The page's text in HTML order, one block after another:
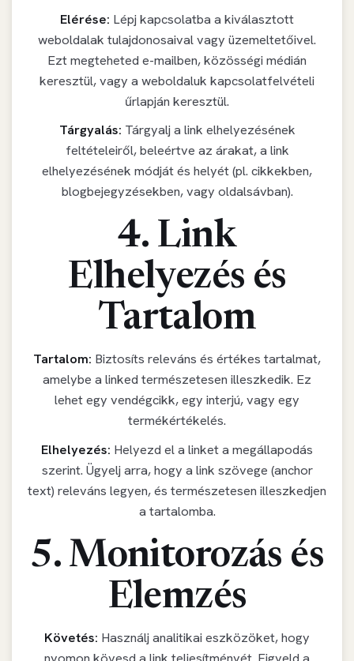
Elérése: Lépj kapcsolatba a kiválasztott
weboldalak tulajdonosaival vagy üzemeltetőivel.
Ezt megteheted e-mailben, közösségi médián
keresztül, vagy a weboldaluk kapcsolatfelvételi
űrlapján keresztül.
Tárgyalás: Tárgyalj a link elhelyezésének
feltételeiről, beleértve az árakat, a link
elhelyezésének módját és helyét (pl. cikkekben,
blogbejegyzésekben, vagy oldalsávban).
4. Link
Elhelyezés és
Tartalom
Tartalom: Biztosíts releváns és értékes tartalmat,
amelybe a linked természetesen illeszkedik. Ez
lehet egy vendégcikk, egy interjú, vagy egy
termékértékelés.
Elhelyezés: Helyezd el a linket a megállapodás
szerint. Ügyelj arra, hogy a link szövege (anchor
text) releváns legyen, és természetesen illeszkedjen
a tartalomba.
5. Monitorozás és
Elemzés
Követés: Használj analitikai eszközöket, hogy
nyomon kövesd a link teljesítményét. Figyeld a